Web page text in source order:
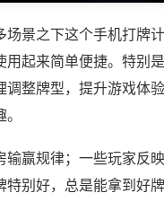
场景之下这个手机打牌
用起来简单便捷。特别
调整牌型，提升游戏体
输赢规律；一些玩家反
特别好，总是能拿到好